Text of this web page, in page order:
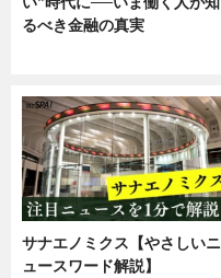
るべき金融の真実
サナエノミクス【やさしいニ
ュースワード解説】